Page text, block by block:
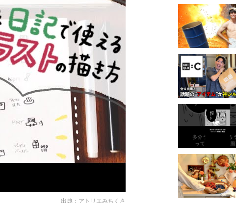
出典： アトリエみちくさ